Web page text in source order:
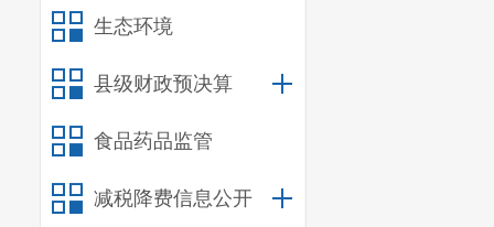
生态环境
县级财政预决算
食品药品监管
减税降费信息公开